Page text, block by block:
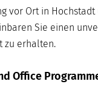
vor Ort in
Sie einen
zu erhalten.
Office